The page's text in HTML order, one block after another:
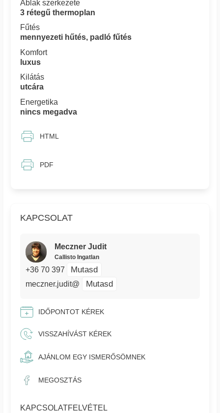
KAPCSOLAT
Meczner Judit
Callisto Ingatlan
+36 70 397 Mutasd
meczner.judit@ Mutasd
IDŐPONTOT KÉREK
VISSZAHÍVÁST KÉREK
AJÁNLOM EGY ISMERŐSÖMNEK
MEGOSZTÁS
KAPCSOLATFELVÉTEL
Ablak szerkezete
3 rétegű thermoplan
Fűtés
mennyezeti hűtés, padló fűtés
Komfort
luxus
Kilátás
utcára
Energetika
nincs megadva
HTML
PDF